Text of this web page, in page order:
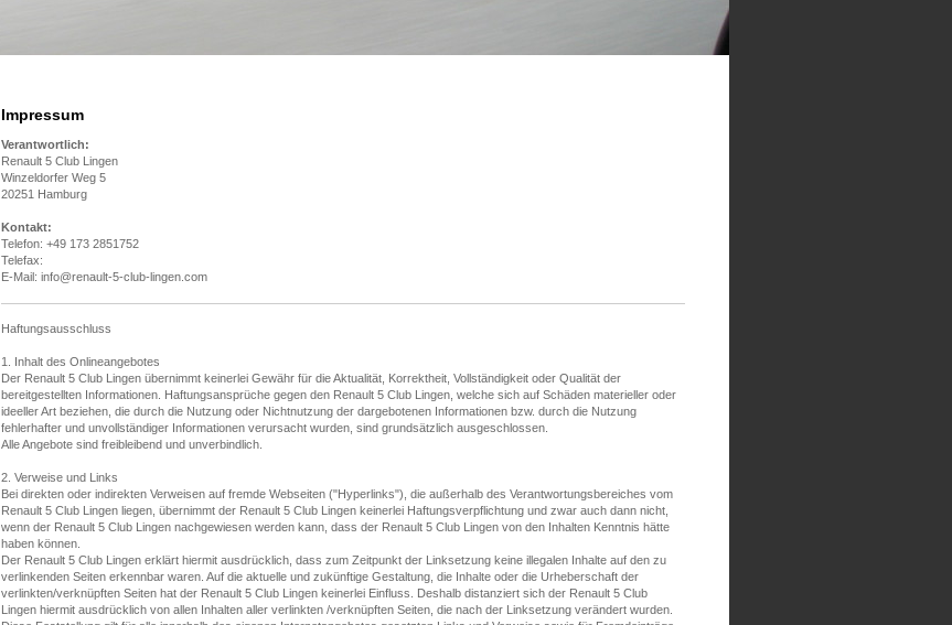
Impressum
Verantwortlich:
Renault 5 Club Lingen
Winzeldorfer Weg 5
20251 Hamburg
Kontakt:
Telefon: +49 173 2851752
Telefax:
E-Mail: info@renault-5-club-lingen.com
Haftungsausschluss
1. Inhalt des Onlineangebotes
Der Renault 5 Club Lingen übernimmt keinerlei Gewähr für die Aktualität, Korrektheit, Vollständigkeit oder Qualität der
bereitgestellten Informationen. Haftungsansprüche gegen den Renault 5 Club Lingen, welche sich auf Schäden materieller oder
ideeller Art beziehen, die durch die Nutzung oder Nichtnutzung der dargebotenen Informationen bzw. durch die Nutzung
fehlerhafter und unvollständiger Informationen verursacht wurden, sind grundsätzlich ausgeschlossen.
Alle Angebote sind freibleibend und unverbindlich.
2. Verweise und Links
Bei direkten oder indirekten Verweisen auf fremde Webseiten ("Hyperlinks"), die außerhalb des Verantwortungsbereiches vom
Renault 5 Club Lingen liegen, übernimmt der Renault 5 Club Lingen keinerlei Haftungsverpflichtung und zwar auch dann nicht,
wenn der Renault 5 Club Lingen nachgewiesen werden kann, dass der Renault 5 Club Lingen von den Inhalten Kenntnis hätte
haben können.
Der Renault 5 Club Lingen erklärt hiermit ausdrücklich, dass zum Zeitpunkt der Linksetzung keine illegalen Inhalte auf den zu
verlinkenden Seiten erkennbar waren. Auf die aktuelle und zukünftige Gestaltung, die Inhalte oder die Urheberschaft der
verlinkten/verknüpften Seiten hat der Renault 5 Club Lingen keinerlei Einfluss. Deshalb distanziert sich der Renault 5 Club
Lingen hiermit ausdrücklich von allen Inhalten aller verlinkten /verknüpften Seiten, die nach der Linksetzung verändert wurden.